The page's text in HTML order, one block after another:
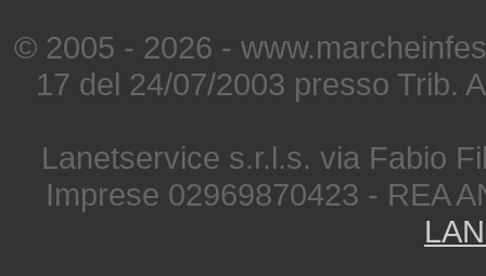
© 2005 - 2026 -
17 del 24/07/2003 presso Trib.
Lanetservice s.r.l.s. via Fabio
Imprese 02969870423 - REA